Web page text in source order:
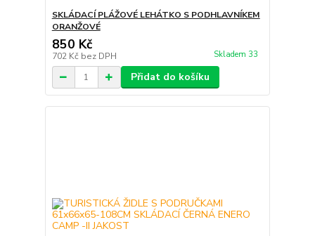
SKLÁDACÍ PLÁŽOVÉ LEHÁTKO S PODHLAVNÍKEM
ORANŽOVÉ
850 Kč
702 Kč bez DPH Skladem 33
Přidat do košíku